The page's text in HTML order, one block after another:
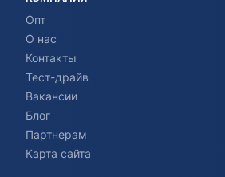
Опт
О нас
Контакты
Тест-драйв
Вакансии
Блог
Партнерам
Карта сайта